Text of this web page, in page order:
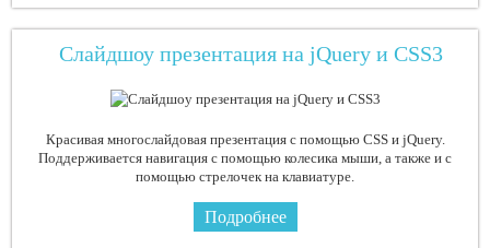
Слайдшоу презентация на jQuery и CSS3
Красивая многослайдовая презентация с помощью CSS и jQuery.
Поддерживается навигация с помощью колесика мыши, а также и с
помощью стрелочек на клавиатуре.
Подробнее